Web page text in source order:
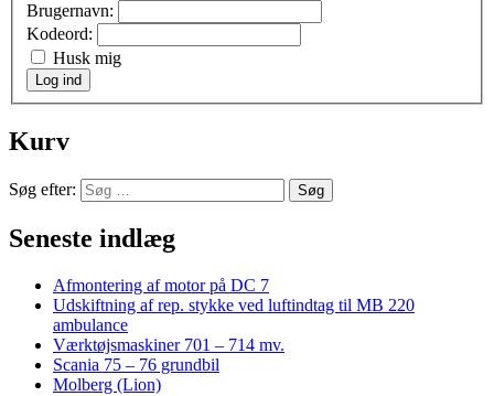
Brugernavn:
Kodeord:
Husk mig
Log ind
Kurv
Søg efter:
Seneste indlæg
Afmontering af motor på DC 7
Udskiftning af rep. stykke ved luftindtag til MB 220
ambulance
Værktøjsmaskiner 701 – 714 mv.
Scania 75 – 76 grundbil
Molberg (Lion)